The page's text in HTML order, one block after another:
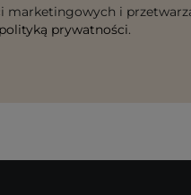
marketingowych i
polityką prywatności.